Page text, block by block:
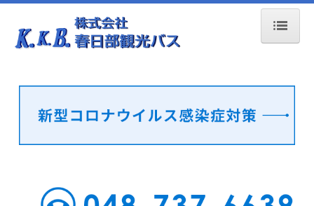
会社案内
グループ会社
エコドライブ運動
貸切観光バスについて